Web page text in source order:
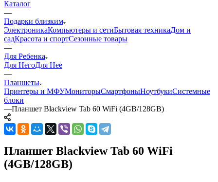
Каталог
—
Подарки близким
ЭлектроникаКомпьютеры и сетиБытовая техникаДом и
садКрасота и спортСезонные товары
—
Для Ребенка
Для НегоДля Нее
—
Планшеты
Принтеры и МФУМониторыСмартфоныНоутбукиСистемные
блоки
—Планшет Blackview Tab 60 WiFi (4GB/128GB)
Планшет Blackview Tab 60 WiFi
(4GB/128GB)